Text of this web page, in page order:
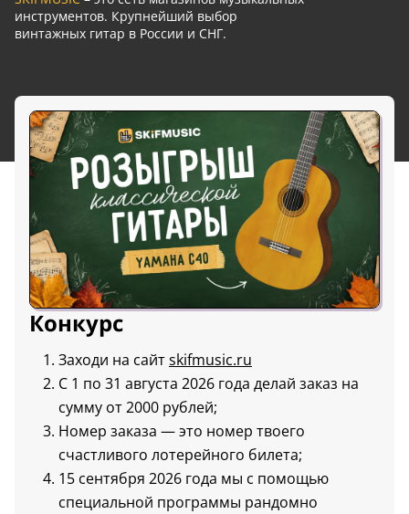
инструментов. Крупнейший выбор
винтажных гитар в России и СНГ.
Конкурс
Заходи на сайтskifmusic.ru
С 1 по 31 августа 2026 года делай заказ на
сумму от 2000 рублей;
Номер заказа — это номер твоего
счастливого лотерейного билета;
15 сентября 2026 года мы с помощью
специальной программы рандомно